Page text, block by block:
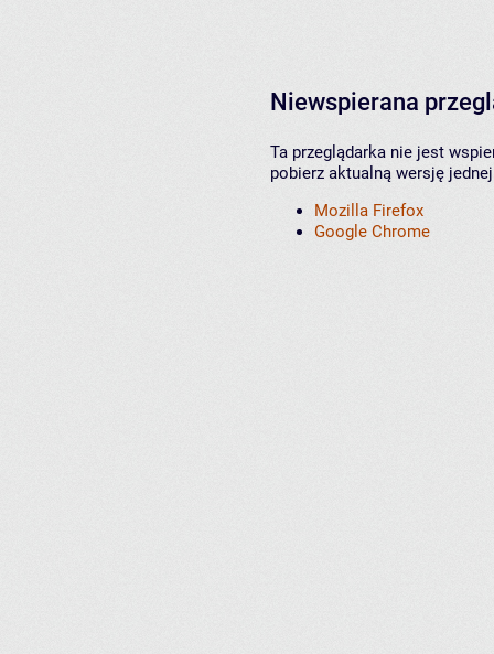
Niewspierana
Ta przeglądarka nie jest
pobierz aktualną wersję
Mozilla Firefox
Google Chrome